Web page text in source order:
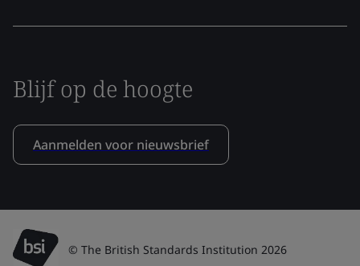
Blijf op de hoogte
Aanmelden voor nieuwsbrief
© The British Standards Institution 2026